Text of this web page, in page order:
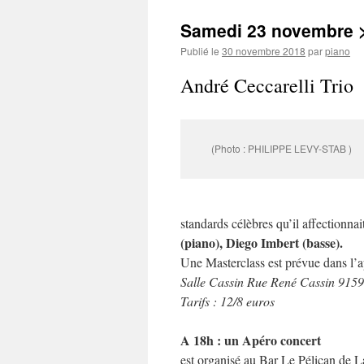
Samedi 23 novembre
Publié le 30 novembre 2018 parpiano
André Ceccarelli Trio
(Photo : PHILIPPE LEVY-STAB )
standards célèbres qu’il
(piano), Diego Imbert (basse).
Une Masterclass est prévue dans
Salle Cassin Rue René Cassin
Tarifs : 12/8 euros
A 18h : un Apéro concert
est organisé au Bar Le Pélican de